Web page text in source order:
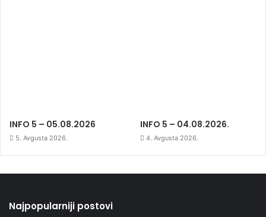
INFO 5 – 05.08.2026
5. Avgusta 2026.
INFO 5 – 04.08.2026.
4. Avgusta 2026.
Najpopularniji postovi